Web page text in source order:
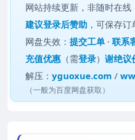
网站持续更新，非随时在线
建议登录后赞助 ，可保存订
网盘失效：提交工单 ·联系
充值优惠 （需登录）谢绝议
解压：yguoxue.com /
（一般为百度网盘获取）